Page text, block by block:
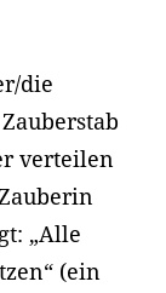
die
verteilen
„Alle
(ein